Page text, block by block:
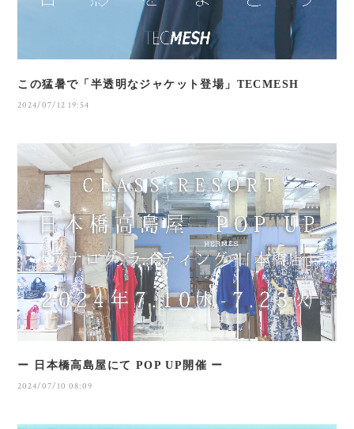
この猛暑で「半透明なジャケット登場」TECMESH
2024/07/12 19:54
ー 日本橋高島屋にて POP UP開催 ー
2024/07/10 08:09